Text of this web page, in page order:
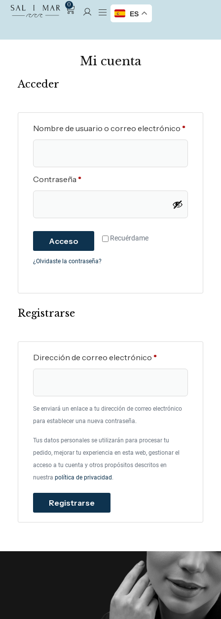
0
ES
Mi cuenta
Acceder
Nombre de usuario o correo electrónico *
Contraseña *
Recuérdame
Acceso
¿Olvidaste la contraseña?
Registrarse
Dirección de correo electrónico *
Se enviará un enlace a tu dirección de correo electrónico
para establecer una nueva contraseña.
Tus datos personales se utilizarán para procesar tu
pedido, mejorar tu experiencia en esta web, gestionar el
acceso a tu cuenta y otros propósitos descritos en
nuestra política de privacidad .
Registrarse